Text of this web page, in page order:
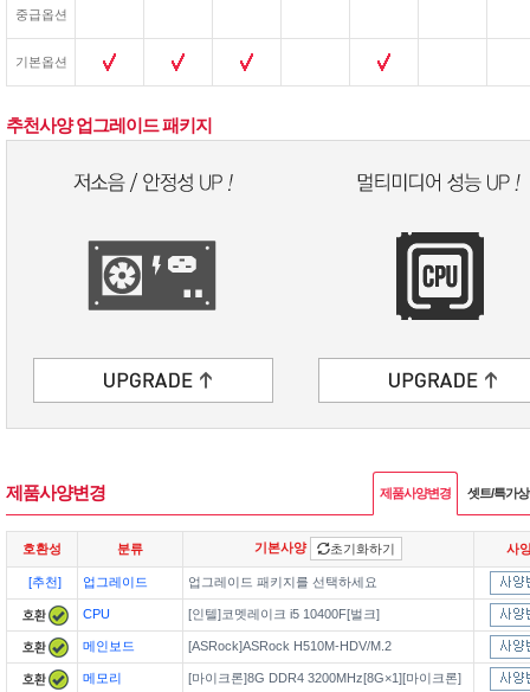
중급옵션
기본옵션
추천사양 업그레이드 패키지
제품사양변경 제품사양변경 셋트/특가
호환성 분류 기본사양 초기화하기 사
[추천] 업그레이드 업그레이드 패키지를 선택하세요
CPU [인텔]코멧레이크 i5 10400F[벌크]
메인보드 [ASRock]ASRock H510M-HDV/M.2
메모리 [마이크론]8G DDR4 3200MHz[8G×1][마이크론]